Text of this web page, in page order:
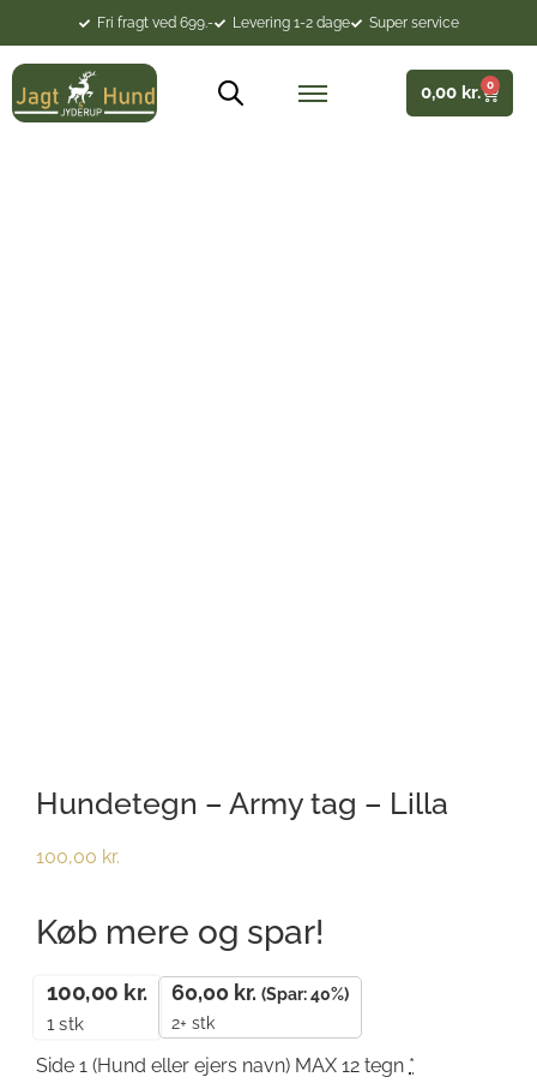
Fri fragt ved 699.- Levering 1-2 dage Super service
0,00 kr. 0
Hundetegn – Army tag – Lilla
100,00 kr.
Køb mere og spar!
100,00 kr.
1 stk
60,00 kr. (Spar: 40%)
2+ stk
Side 1 (Hund eller ejers navn) MAX 12 tegn *